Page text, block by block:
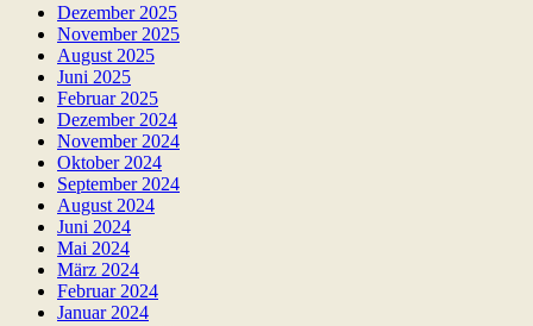
Dezember 2025
November 2025
August 2025
Juni 2025
Februar 2025
Dezember 2024
November 2024
Oktober 2024
September 2024
August 2024
Juni 2024
Mai 2024
März 2024
Februar 2024
Januar 2024